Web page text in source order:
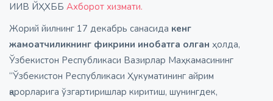
ИИВ ЙҲХББ Ахборот хизмати.
Жорий йилнинг 17 декабрь санасида кенг
жамоатчиликнинг фикрини инобатга олган ҳолда,
Ўзбекистон Республикаси Вазирлар Маҳкамасининг
“Ўзбекистон Республикаси Ҳукуматининг айрим
қарорларига ўзгартиришлар киритиш, шунингдек,